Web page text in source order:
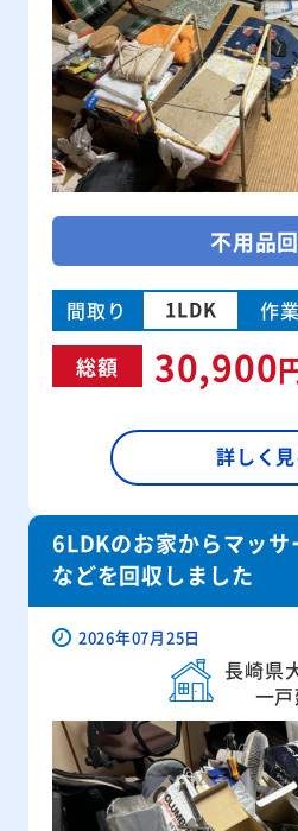
不用品
間取り 1LDK 作
総額 30,900
詳しく
6LDKのお家からマッサ
などを回収しました
2026年07月25日
長崎県
一